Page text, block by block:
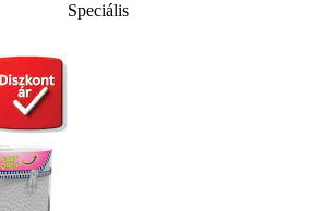
Speciális